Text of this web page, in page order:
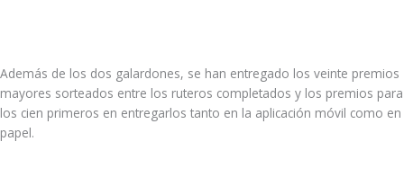
Además de los dos galardones, se han entregado los veinte premios
mayores sorteados entre los ruteros completados y los premios para
los cien primeros en entregarlos tanto en la aplicación móvil como en
papel.